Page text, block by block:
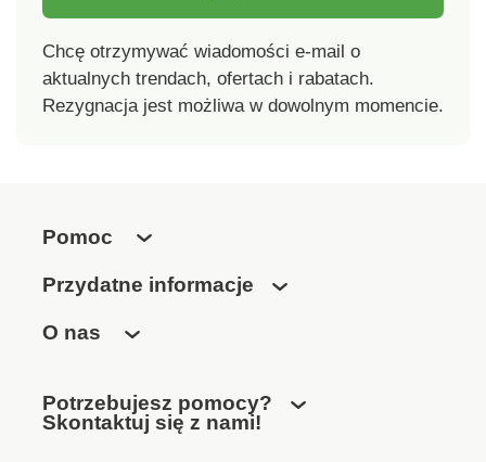
Chcę otrzymywać wiadomości e-mail o
aktualnych trendach, ofertach i rabatach.
Rezygnacja jest możliwa w dowolnym momencie.
Pomoc
Przydatne informacje
O nas
Potrzebujesz pomocy?
Skontaktuj się z nami!